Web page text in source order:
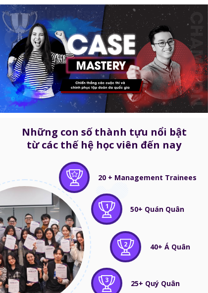
50+ Quán Quân
1
40+ Á Quân
2
25+ Quý Quân
3
20 + Management Trainees
Những con số thành tựu nổi bật
từ các thế hệ học viên đến nay